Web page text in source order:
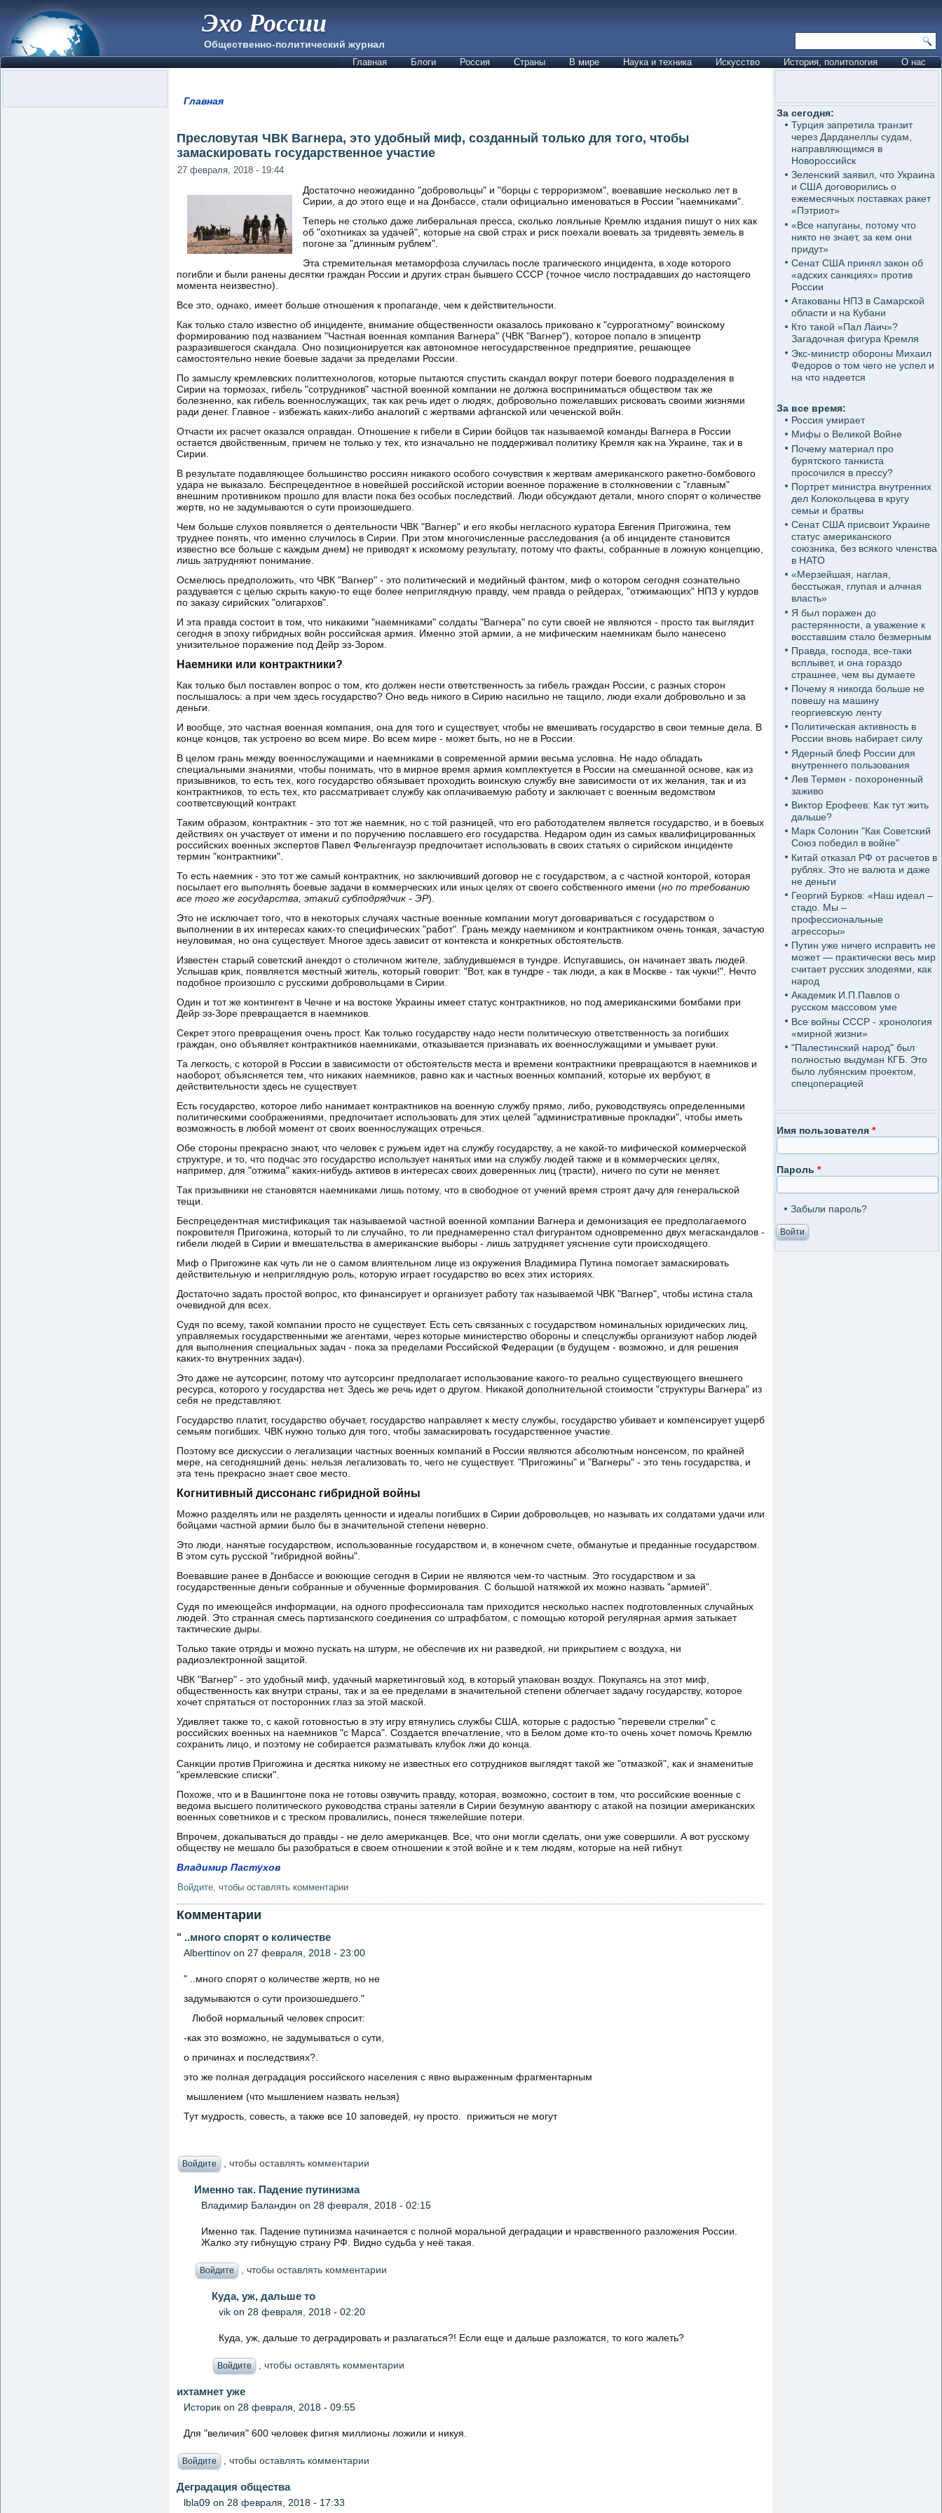
Эхо России
Общественно-политический журнал
Главная Блоги Россия Страны В мире Наука и техника Искусство История, политология О нас
Главная
Пресловутая ЧВК Вагнера, это удобный миф, созданный только для того, чтобы
замаскировать государственное участие
27 февраля, 2018 - 19:44
Достаточно неожиданно "добровольцы" и "борцы с терроризмом", воевавшие несколько лет в
Сирии, а до этого еще и на Донбассе, стали официально именоваться в России "наемниками".
Теперь не столько даже либеральная пресса, сколько лояльные Кремлю издания пишут о них как
об "охотниках за удачей", которые на свой страх и риск поехали воевать за тридевять земель в
погоне за "длинным рублем".
Эта стремительная метаморфоза случилась после трагического инцидента, в ходе которого
погибли и были ранены десятки граждан России и других стран бывшего СССР (точное число пострадавших до настоящего
момента неизвестно).
Все это, однако, имеет больше отношения к пропаганде, чем к действительности.
Как только стало известно об инциденте, внимание общественности оказалось приковано к "суррогатному" воинскому
формированию под названием "Частная военная компания Вагнера" (ЧВК "Вагнер"), которое попало в эпицентр
разразившегося скандала. Оно позиционируется как автономное негосударственное предприятие, решающее
самостоятельно некие боевые задачи за пределами России.
По замыслу кремлевских политтехнологов, которые пытаются спустить скандал вокруг потери боевого подразделения в
Сирии на тормозах, гибель "сотрудников" частной военной компании не должна восприниматься обществом так же
болезненно, как гибель военнослужащих, так как речь идет о людях, добровольно пожелавших рисковать своими жизнями
ради денег. Главное - избежать каких-либо аналогий с жертвами афганской или чеченской войн.
Отчасти их расчет оказался оправдан. Отношение к гибели в Сирии бойцов так называемой команды Вагнера в России
остается двойственным, причем не только у тех, кто изначально не поддерживал политику Кремля как на Украине, так и в
Сирии.
В результате подавляющее большинство россиян никакого особого сочувствия к жертвам американского ракетно-бомбового
удара не выказало. Беспрецедентное в новейшей российской истории военное поражение в столкновении с "главным"
внешним противником прошло для власти пока без особых последствий. Люди обсуждают детали, много спорят о количестве
жертв, но не задумываются о сути произошедшего.
Чем больше слухов появляется о деятельности ЧВК "Вагнер" и его якобы негласного куратора Евгения Пригожина, тем
труднее понять, что именно случилось в Сирии. При этом многочисленные расследования (а об инциденте становится
известно все больше с каждым днем) не приводят к искомому результату, потому что факты, собранные в ложную концепцию,
лишь затрудняют понимание.
Осмелюсь предположить, что ЧВК "Вагнер" - это политический и медийный фантом, миф о котором сегодня сознательно
раздувается с целью скрыть какую-то еще более неприглядную правду, чем правда о рейдерах, "отжимающих" НПЗ у курдов
по заказу сирийских "олигархов".
И эта правда состоит в том, что никакими "наемниками" солдаты "Вагнера" по сути своей не являются - просто так выглядит
сегодня в эпоху гибридных войн российская армия. Именно этой армии, а не мифическим наемникам было нанесено
унизительное поражение под Дейр эз-Зором.
Наемники или контрактники?
Как только был поставлен вопрос о том, кто должен нести ответственность за гибель граждан России, с разных сторон
послышалось: а при чем здесь государство? Оно ведь никого в Сирию насильно не тащило, люди ехали добровольно и за
деньги.
И вообще, это частная военная компания, она для того и существует, чтобы не вмешивать государство в свои темные дела. В
конце концов, так устроено во всем мире. Во всем мире - может быть, но не в России.
В целом грань между военнослужащими и наемниками в современной армии весьма условна. Не надо обладать
специальными знаниями, чтобы понимать, что в мирное время армия комплектуется в России на смешанной основе, как из
призывников, то есть тех, кого государство обязывает проходить воинскую службу вне зависимости от их желания, так и из
контрактников, то есть тех, кто рассматривает службу как оплачиваемую работу и заключает с военным ведомством
соответсвующий контракт.
Таким образом, контрактник - это тот же наемник, но с той разницей, что его работодателем является государство, и в боевых
действиях он участвует от имени и по поручению пославшего его государства. Недаром один из самых квалифицированных
российских военных экспертов Павел Фельгенгауэр предпочитает использовать в своих статьях о сирийском инциденте
термин "контрактники".
То есть наемник - это тот же самый контрактник, но заключивший договор не с государством, а с частной конторой, которая
посылает его выполнять боевые задачи в коммерческих или иных целях от своего собственного имени (но по требованию
все того же государства, этакий субподрядчик - ЭР).
Это не исключает того, что в некоторых случаях частные военные компании могут договариваться с государством о
выполнении в их интересах каких-то специфических "работ". Грань между наемником и контрактником очень тонкая, зачастую
неуловимая, но она существует. Многое здесь зависит от контекста и конкретных обстоятельств.
Известен старый советский анекдот о столичном жителе, заблудившемся в тундре. Испугавшись, он начинает звать людей.
Услышав крик, появляется местный житель, который говорит: "Вот, как в тундре - так люди, а как в Москве - так чукчи!". Нечто
подобное произошло с русскими добровольцами в Сирии.
Один и тот же контингент в Чечне и на востоке Украины имеет статус контрактников, но под американскими бомбами при
Дейр эз-Зоре превращается в наемников.
Секрет этого превращения очень прост. Как только государству надо нести политическую ответственность за погибших
граждан, оно объявляет контрактников наемниками, отказывается признавать их военнослужащими и умывает руки.
Та легкость, с которой в России в зависимости от обстоятельств места и времени контрактники превращаются в наемников и
наоборот, объясняется тем, что никаких наемников, равно как и частных военных компаний, которые их вербуют, в
действительности здесь не существует.
Есть государство, которое либо нанимает контрактников на военную службу прямо, либо, руководствуясь определенными
политическими соображениями, предпочитает использовать для этих целей "административные прокладки", чтобы иметь
возможность в любой момент от своих военнослужащих отречься.
Обе стороны прекрасно знают, что человек с ружьем идет на службу государству, а не какой-то мифической коммерческой
структуре, и то, что подчас это государство использует нанятых ими на службу людей также и в коммерческих целях,
например, для "отжима" каких-нибудь активов в интересах своих доверенных лиц (трасти), ничего по сути не меняет.
Так призывники не становятся наемниками лишь потому, что в свободное от учений время строят дачу для генеральской
тещи.
Беспрецедентная мистификация так называемой частной военной компании Вагнера и демонизация ее предполагаемого
покровителя Пригожина, который то ли случайно, то ли преднамеренно стал фигурантом одновременно двух мегаскандалов -
гибели людей в Сирии и вмешательства в американские выборы - лишь затрудняет уяснение сути происходящего.
Миф о Пригожине как чуть ли не о самом влиятельном лице из окружения Владимира Путина помогает замаскировать
действительную и неприглядную роль, которую играет государство во всех этих историях.
Достаточно задать простой вопрос, кто финансирует и организует работу так называемой ЧВК "Вагнер", чтобы истина стала
очевидной для всех.
Судя по всему, такой компании просто не существует. Есть сеть связанных с государством номинальных юридических лиц,
управляемых государственными же агентами, через которые министерство обороны и спецслужбы организуют набор людей
для выполнения специальных задач - пока за пределами Российской Федерации (в будущем - возможно, и для решения
каких-то внутренних задач).
Это даже не аутсорсинг, потому что аутсорсинг предполагает использование какого-то реально существующего внешнего
ресурса, которого у государства нет. Здесь же речь идет о другом. Никакой дополнительной стоимости "структуры Вагнера" из
себя не представляют.
Государство платит, государство обучает, государство направляет к месту службы, государство убивает и компенсирует ущерб
семьям погибших. ЧВК нужно только для того, чтобы замаскировать государственное участие.
Поэтому все дискуссии о легализации частных военных компаний в России являются абсолютным нонсенсом, по крайней
мере, на сегодняшний день: нельзя легализовать то, чего не существует. "Пригожины" и "Вагнеры" - это тень государства, и
эта тень прекрасно знает свое место.
Когнитивный диссонанс гибридной войны
Можно разделять или не разделять ценности и идеалы погибших в Сирии добровольцев, но называть их солдатами удачи или
бойцами частной армии было бы в значительной степени неверно.
Это люди, нанятые государством, использованные государством и, в конечном счете, обманутые и преданные государством.
В этом суть русской "гибридной войны".
Воевавшие ранее в Донбассе и воюющие сегодня в Сирии не являются чем-то частным. Это государством и за
государственные деньги собранные и обученные формирования. С большой натяжкой их можно назвать "армией".
Судя по имеющейся информации, на одного профессионала там приходится несколько наспех подготовленных случайных
людей. Это странная смесь партизанского соединения со штрафбатом, с помощью которой регулярная армия затыкает
тактические дыры.
Только такие отряды и можно пускать на штурм, не обеспечив их ни разведкой, ни прикрытием с воздуха, ни
радиоэлектронной защитой.
ЧВК "Вагнер" - это удобный миф, удачный маркетинговый ход, в который упакован воздух. Покупаясь на этот миф,
общественность как внутри страны, так и за ее пределами в значительной степени облегчает задачу государству, которое
хочет спрятаться от посторонних глаз за этой маской.
Удивляет также то, с какой готовностью в эту игру втянулись службы США, которые с радостью "перевели стрелки" с
российских военных на наемников "с Марса". Создается впечатление, что в Белом доме кто-то очень хочет помочь Кремлю
сохранить лицо, и поэтому не собирается разматывать клубок лжи до конца.
Санкции против Пригожина и десятка никому не известных его сотрудников выглядят такой же "отмазкой", как и знаменитые
"кремлевские списки".
Похоже, что и в Вашингтоне пока не готовы озвучить правду, которая, возможно, состоит в том, что российские военные с
ведома высшего политического руководства страны затеяли в Сирии безумную авантюру с атакой на позиции американских
военных советников и с треском провалились, понеся тяжелейшие потери.
Впрочем, докапываться до правды - не дело американцев. Все, что они могли сделать, они уже совершили. А вот русскому
обществу не мешало бы разобраться в своем отношении к этой войне и к тем людям, которые на ней гибнут.
Владимир Пастухов
Войдите , чтобы оставлять комментарии
Комментарии
" ..много спорят о количестве
Аlberttinov on 27 февраля, 2018 - 23:00
" ..много спорят о количестве жертв, но не
задумываются о сути произошедшего."
Любой нормальный человек спросит:
-как это возможно, не задумываться о сути,
о причинах и последствиях?.
это же полная деградация российского населения с явно выраженным фрагментарным
мышлением (что мышлением назвать нельзя)
Тут мудрость, совесть, а также все 10 заповедей, ну просто. прижиться не могут
Войдите , чтобы оставлять комментарии
Именно так. Падение путинизма
Владимир Баландин on 28 февраля, 2018 - 02:15
Именно так. Падение путинизма начинается с полной моральной деградации и нравственного разложения России.
Жалко эту гибнущую страну РФ. Видно судьба у неё такая.
Войдите , чтобы оставлять комментарии
Куда, уж, дальше то
vik on 28 февраля, 2018 - 02:20
Куда, уж, дальше то деградировать и разлагаться?! Если еще и дальше разложатся, то кого жалеть?
Войдите , чтобы оставлять комментарии
ихтамнет уже
Историк on 28 февраля, 2018 - 09:55
Для "величия" 600 человек фигня миллионы ложили и никуя.
Войдите , чтобы оставлять комментарии
Деградация общества
lbla09 on 28 февраля, 2018 - 17:33
За сегодня:
Турция запретила транзит
через Дарданеллы судам,
направляющимся в
Новороссийск
Зеленский заявил, что Украина
и США договорились о
ежемесячных поставках ракет
«Пэтриот»
«Все напуганы, потому что
никто не знает, за кем они
придут»
Сенат США принял закон об
«адских санкциях» против
России
Атакованы НПЗ в Самарской
области и на Кубани
Кто такой «Пал Лаич»?
Загадочная фигура Кремля
Экс-министр обороны Михаил
Федоров о том чего не успел и
на что надеется
За все время:
Россия умирает
Мифы о Великой Войне
Почему материал про
бурятского танкиста
просочился в прессу?
Портрет министра внутренних
дел Колокольцева в кругу
семьи и братвы
Сенат США присвоит Украине
статус американского
союзника, без всякого членства
в НАТО
«Мерзейшая, наглая,
бесстыжая, глупая и алчная
власть»
Я был поражен до
растерянности, а уважение к
восставшим стало безмерным
Правда, господа, все-таки
всплывет, и она гораздо
страшнее, чем вы думаете
Почему я никогда больше не
повешу на машину
георгиевскую ленту
Политическая активность в
России вновь набирает силу
Ядерный блеф России для
внутреннего пользования
Лев Термен - похороненный
заживо
Виктор Ерофеев: Как тут жить
дальше?
Марк Солонин "Как Советский
Союз победил в войне"
Китай отказал РФ от расчетов в
рублях. Это не валюта и даже
не деньги
Георгий Бурков: «Наш идеал –
стадо. Мы –
профессиональные
агрессоры»
Путин уже ничего исправить не
может — практически весь мир
считает русских злодеями, как
народ
Академик И.П.Павлов о
русском массовом уме
Все войны СССР - хронология
«мирной жизни»
"Палестинский народ" был
полностью выдуман КГБ. Это
было лубянским проектом,
спецоперацией
Имя пользователя *
Пароль *
Забыли пароль?